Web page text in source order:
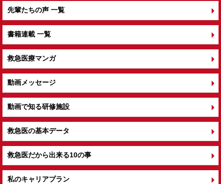
先輩たちの声 一覧
書籍連載 一覧
救急医療マンガ
動画メッセージ
動画で知る研修施設
救急医の基本データ
救急医だから出来る10の事
私のキャリアプラン